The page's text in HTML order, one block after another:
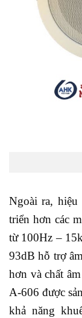
Ngoài ra, hiệu
triển hơn các
từ 100Hz –
93dB hỗ trợ
hơn và chất
A-606 được
khả năng